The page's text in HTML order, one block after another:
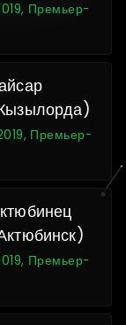
Премьер-
Премьер-
Премьер-